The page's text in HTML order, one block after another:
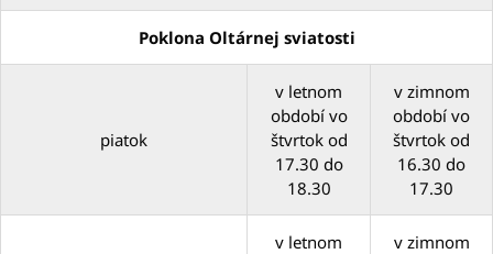
Poklona Oltárnej sviatosti
piatok
v letnom
období vo
štvrtok od
17.30 do
18.30
v zimnom
období vo
štvrtok od
16.30 do
17.30
v letnom
v zimnom